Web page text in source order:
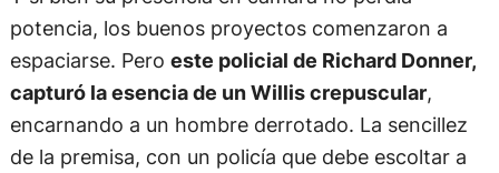
potencia, los buenos proyectos comenzaron a
espaciarse. Pero este policial de Richard Donner,
capturó la esencia de un Willis crepuscular,
encarnando a un hombre derrotado. La sencillez
de la premisa, con un policía que debe escoltar a